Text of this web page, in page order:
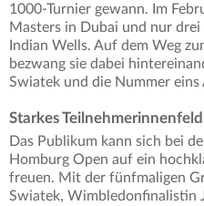
1000-Turnier gewann. Im
Masters in Dubai und nur
Indian Wells. Auf dem Weg
bezwang sie dabei
Swiatek und die Nummer eins
Starkes Teilnehmerinnenfeld
Das Publikum kann sich bei
Homburg Open auf ein
freuen. Mit der fünfmaligen
Swiatek, Wimbledonfinalistin